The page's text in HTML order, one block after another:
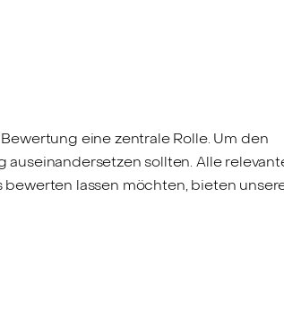
eine zentrale Rolle. Um den
sollten. Alle
bewerten lassen möchten, bieten